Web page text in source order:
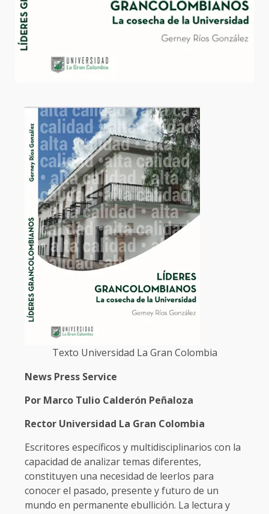
Texto Universidad La Gran Colombia
News Press Service
Por Marco Tulio Calderón Peñaloza
Rector Universidad La Gran Colombia
Escritores específicos y multidisciplinarios con la
capacidad de analizar temas diferentes,
constituyen una necesidad de leerlos para
conocer el pasado, presente y futuro de un
mundo en permanente ebullición. La lectura y